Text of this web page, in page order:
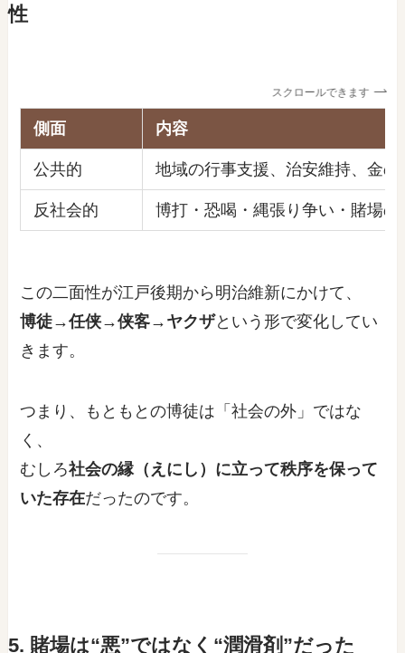
性
スクロールできます
側面 内容
公共的 地域の行事支援、治安維持、金の
反社会的 博打・恐喝・縄張り争い・賭場の
この二面性が江戸後期から明治維新にかけて、
博徒→任侠→侠客→ヤクザという形で変化してい
きます。
つまり、もともとの博徒は「社会の外」ではな
く、
むしろ社会の縁（えにし）に立って秩序を保って
いた存在だったのです。
5. 賭場は“悪”ではなく“潤滑剤”だった